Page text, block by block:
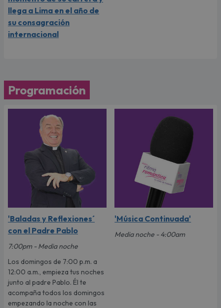
llega a Lima en el año de
su consagración
internacional
Programación
'Baladas y Reflexiones´
con el Padre Pablo
7:00pm - Media noche
Los domingos de 7:00 p.m. a
12:00 a.m., empieza tus noches
junto al padre Pablo. Él te
acompaña todos los domingos
empezando la noche con las
'Música Continuada'
Media noche - 4:00am